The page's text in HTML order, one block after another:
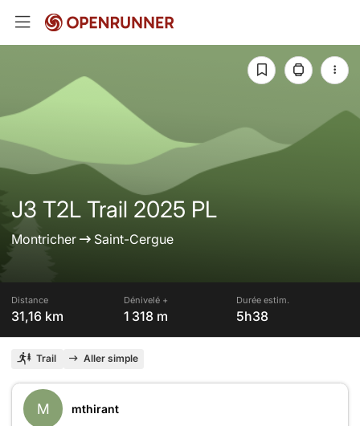
J3 T2L Trail 2025 PL
Montricher Saint-Cergue
Distance
31,16 km
Dénivelé +
1 318 m
Durée estim.
5h38
Trail Aller simple
M mthirant